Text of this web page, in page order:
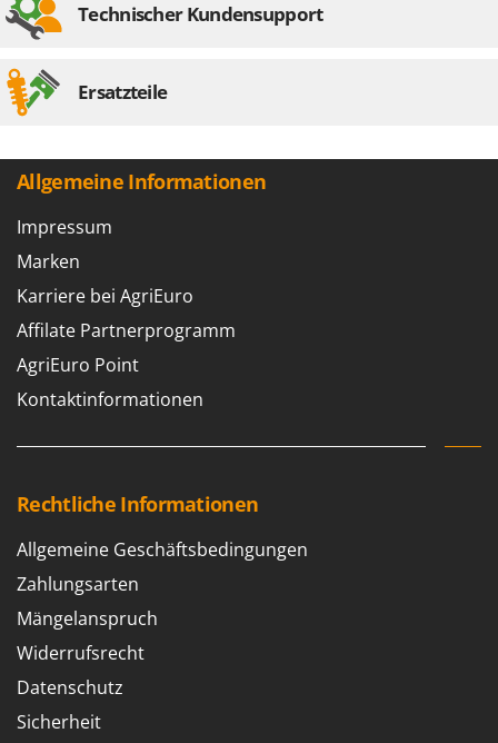
Technischer Kundensupport
Ersatzteile
Allgemeine Informationen
Impressum
Marken
Karriere bei AgriEuro
Affilate Partnerprogramm
AgriEuro Point
Kontaktinformationen
Rechtliche Informationen
Allgemeine Geschäftsbedingungen
Zahlungsarten
Mängelanspruch
Widerrufsrecht
Datenschutz
Sicherheit